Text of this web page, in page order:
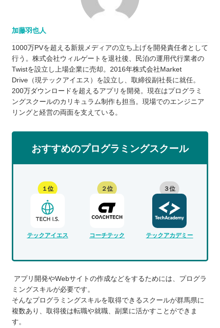
加藤羽也人
1000万PVを超える新規メディアの立ち上げを開発責任者として
行う。株式会社ウィルゲートを退社後、民泊の運用代行業者の
Twistを設立し上場企業に売却。2016年株式会社Market
Drive（現テックアイエス）を設立し、取締役副社長に就任。
200万ダウンロードを超えるアプリを開発。現在はプログラミ
ングスクールのカリキュラム制作も担当。現場でのエンジニア
リングと経営の両面を支えている。
おすすめのプログラミングスクール
１位
テックアイエス
２位
コーチテック
３位
テックアカデミー
アプリ開発やWebサイトの作成などをするためには、プログラ
ミングスキルが必要です。
そんなプログラミングスキルを取得できるスクールが群馬県に
複数あり、取得後は転職や就職、副業に活かすことができま
す。